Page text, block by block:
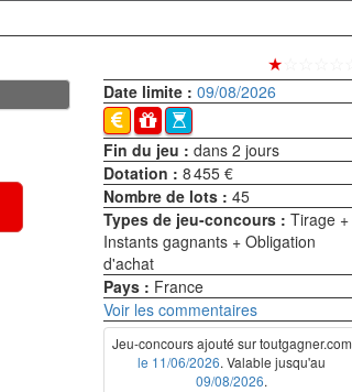
★
Date limite :09/08/2026
Fin du jeu :dans 2 jours
Dotation :8 455 €
Nombre de lots :45
Types de jeu-concours :Tirage +
Instants gagnants + Obligation
d'achat
Pays : France
Voir les commentaires
Jeu-concours ajouté sur toutgagner.com
le 11/06/2026. Valable jusqu'au
09/08/2026.